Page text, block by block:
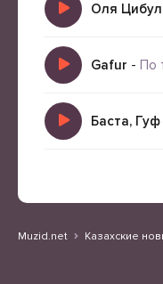
Оля
Gafur - По
Баста, Гуф
Muzid.net Казахские